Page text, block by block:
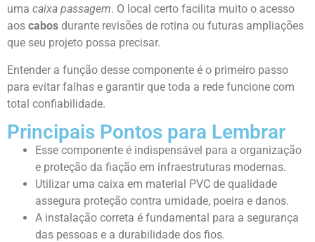
uma caixa passagem. O local certo facilita muito o acesso
aos cabos durante revisões de rotina ou futuras ampliações
que seu projeto possa precisar.
Entender a função desse componente é o primeiro passo
para evitar falhas e garantir que toda a rede funcione com
total confiabilidade.
Principais Pontos para Lembrar
Esse componente é indispensável para a organização
e proteção da fiação em infraestruturas modernas.
Utilizar uma caixa em material PVC de qualidade
assegura proteção contra umidade, poeira e danos.
A instalação correta é fundamental para a segurança
das pessoas e a durabilidade dos fios.